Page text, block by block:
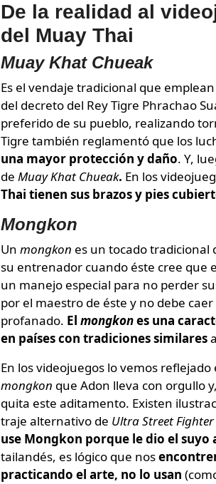
De la realidad al
del Muay Thai
Muay Khat Chueak
Es el vendaje tradicional que
del decreto del Rey Tigre Phrachao
preferido de su pueblo, realizando
Tigre también reglamentó que los
una mayor protección y daño. Y,
de Muay Khat Chueak. En los
Thai tienen sus brazos y pies
Mongkon
Un mongkon es un tocado tradicional
su entrenador cuando éste cree que
un manejo especial para no perder
por el maestro de éste y no debe
profanado. El mongkones una
en países con tradiciones similares
En los videojuegos lo vemos reflejado
mongkon que Adon lleva con orgullo
quita este aditamento. Existen
traje alternativo de Ultra Street Fighter
use Mongkon porque le dio el suyo
tailandés, es lógico que nos
practicando el arte, no lo usan